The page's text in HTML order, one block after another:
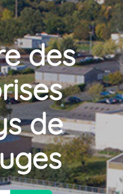
des
de